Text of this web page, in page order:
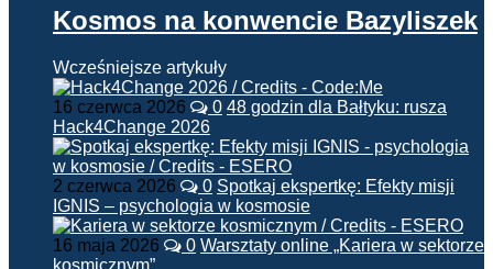
Kosmos na konwencie Bazyliszek
Wcześniejsze artykuły
16 czerwca 2026 0 48 godzin dla Bałtyku: rusza
Hack4Change 2026
2 czerwca 2026 0 Spotkaj ekspertkę: Efekty misji
IGNIS – psychologia w kosmosie
16 maja 2026 0 Warsztaty online „Kariera w sektorze
kosmicznym”